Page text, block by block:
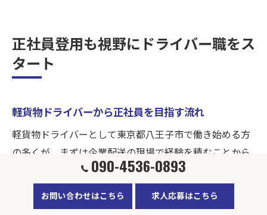
正社員登用も視野にドライバー職をス
タート
軽貨物ドライバーから正社員を目指す流れ
軽貨物ドライバーとして東京都八王子市で働き始める方
の多くが、まずは企業配送の現場で経験を積むことから
スタートします。経験値は問いませんので、未経験の方
でも安心して業務に取り組めます。最初は先輩ドライバ
ーと一緒にルートを回り、業務の流れや配送のコツを実
090-4536-0893
お問い合わせはこちら 求人応募はこちら